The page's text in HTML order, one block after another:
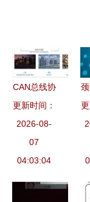
CAN总线协
议数据采集
模块 不止
于充电桩的
数据枢纽
更新时间：
2026-08-
07
04:03:04